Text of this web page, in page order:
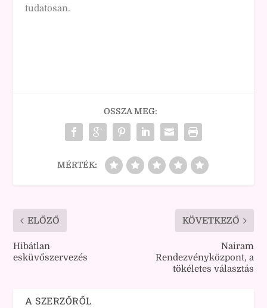
tudatosan.
OSSZA MEG:
MÉRTÉK:
ELŐZŐ
Hibátlan
esküvőszervezés
KÖVETKEZŐ
Nairam
Rendezvényközpont, a
tökéletes választás
A SZERZŐRŐL